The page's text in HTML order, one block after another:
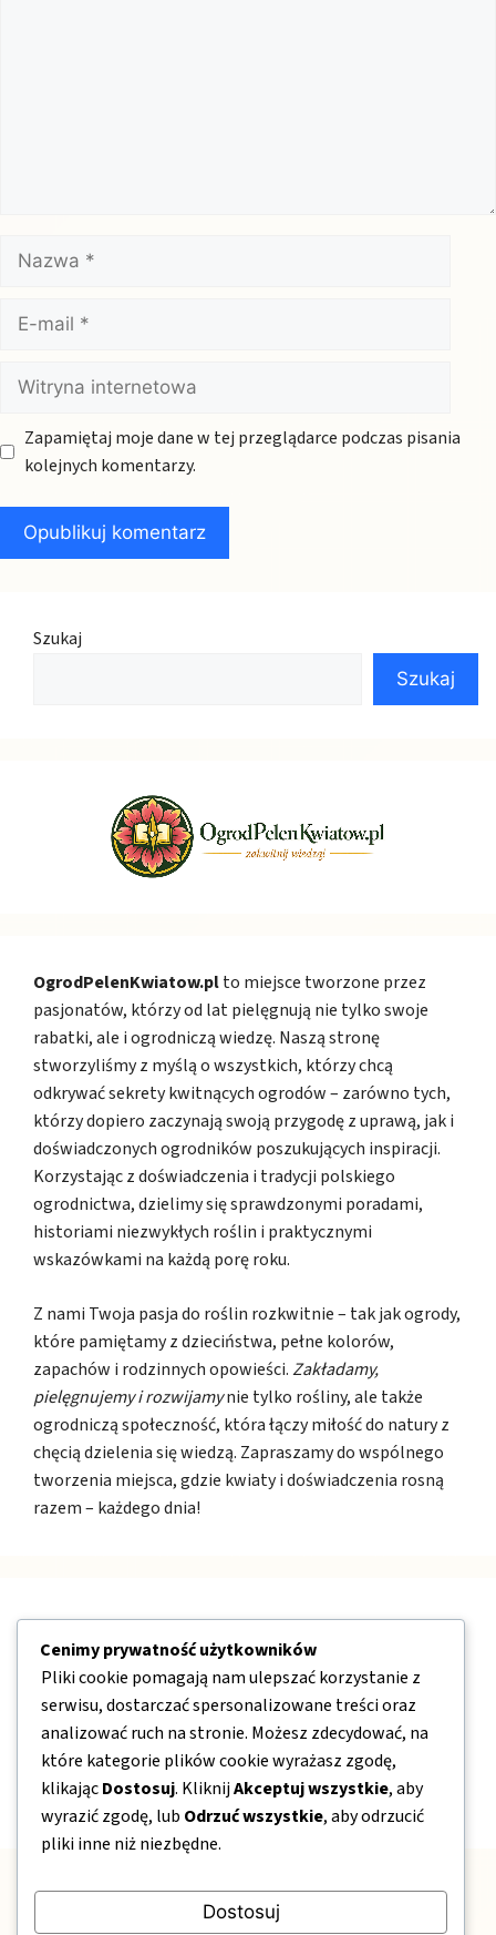
Nazwa
mail
Witryna
internetowa
Zapamiętaj moje dane w tej przeglądarce podczas pisania
kolejnych komentarzy.
Szukaj
Szukaj
OgrodPelenKwiatow.plto miejsce tworzone przez
pasjonatów, którzy od lat pielęgnują nie tylko swoje
rabatki, ale i ogrodniczą wiedzę. Naszą stronę
stworzyliśmy z myślą o wszystkich, którzy chcą
odkrywać sekrety kwitnących ogrodów – zarówno tych,
którzy dopiero zaczynają swoją przygodę z uprawą, jak i
doświadczonych ogrodników poszukujących inspiracji.
Korzystając z doświadczenia i tradycji polskiego
ogrodnictwa, dzielimy się sprawdzonymi poradami,
historiami niezwykłych roślin i praktycznymi
wskazówkami na każdą porę roku.
Z nami Twoja pasja do roślin rozkwitnie – tak jak ogrody,
które pamiętamy z dzieciństwa, pełne kolorów,
zapachów i rodzinnych opowieści.Zakładamy,
pielęgnujemy i rozwijamynie tylko rośliny, ale także
ogrodniczą społeczność, która łączy miłość do natury z
chęcią dzielenia się wiedzą. Zapraszamy do wspólnego
tworzenia miejsca, gdzie kwiaty i doświadczenia rosną
razem – każdego dnia!
Nawigacja
O nas
Kontakt
Mapa strony
Polityka prywatności
Cenimy prywatność użytkowników
Pliki cookie pomagają nam ulepszać korzystanie z
serwisu, dostarczać spersonalizowane treści oraz
analizować ruch na stronie. Możesz zdecydować, na
które kategorie plików cookie wyrażasz zgodę,
klikającDostosuj. KliknijAkceptuj wszystkie, aby
wyrazić zgodę, lub Odrzuć wszystkie, aby odrzucić
pliki inne niż niezbędne.
Dostosuj